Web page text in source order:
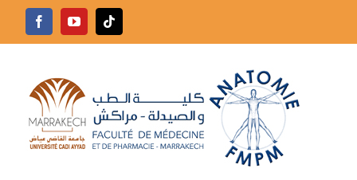
Passer
FacebookYouTubeTiktok